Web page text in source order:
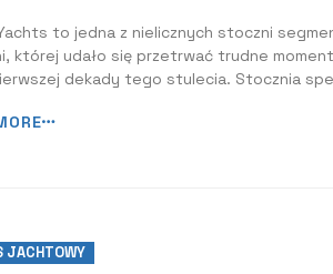
to jedna z nielicznych stoczni
której udało się przetrwać trudne
dekady tego stulecia. Stocznia
łodzi rybackich, w których wnętrzach
JACHTOWY